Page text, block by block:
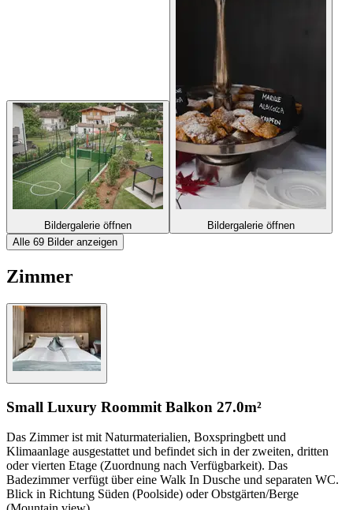
Bildergalerie öffnen
Bildergalerie öffnen
Alle 69 Bilder anzeigen
Zimmer
Small Luxury Roommit Balkon 27.0m²
Das Zimmer ist mit Naturmaterialien, Boxspringbett und
Klimaanlage ausgestattet und befindet sich in der zweiten, dritten
oder vierten Etage (Zuordnung nach Verfügbarkeit). Das
Badezimmer verfügt über eine Walk In Dusche und separaten WC.
Blick in Richtung Süden (Poolside) oder Obstgärten/Berge